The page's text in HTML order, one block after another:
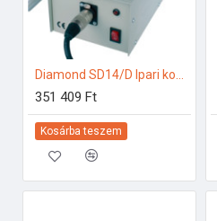
351 409 Ft
Kosárba teszem